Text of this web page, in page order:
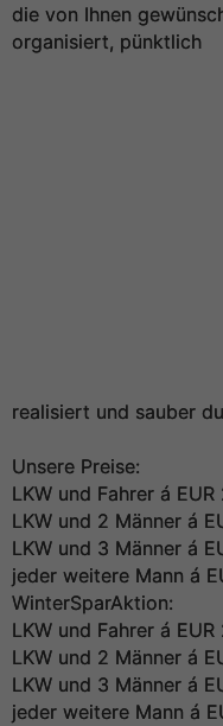
die von Ihnen
organisiert, pünktlich
realisiert und sauber
Unsere Preise:
LKW und Fahrer á
LKW und 2 Männer á
LKW und 3 Männer á
jeder weitere Mann á
WinterSparAktion:
LKW und Fahrer á
LKW und 2 Männer á
LKW und 3 Männer á
jeder weitere Mann á